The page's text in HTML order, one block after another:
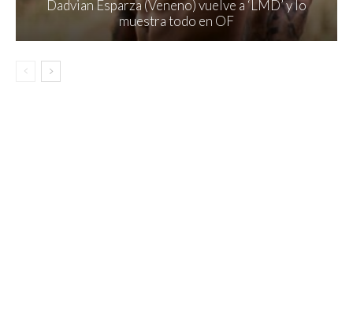
Dadvian Esparza (Veneno) vuelve a ‘LMD’ y lo
muestra todo en OF